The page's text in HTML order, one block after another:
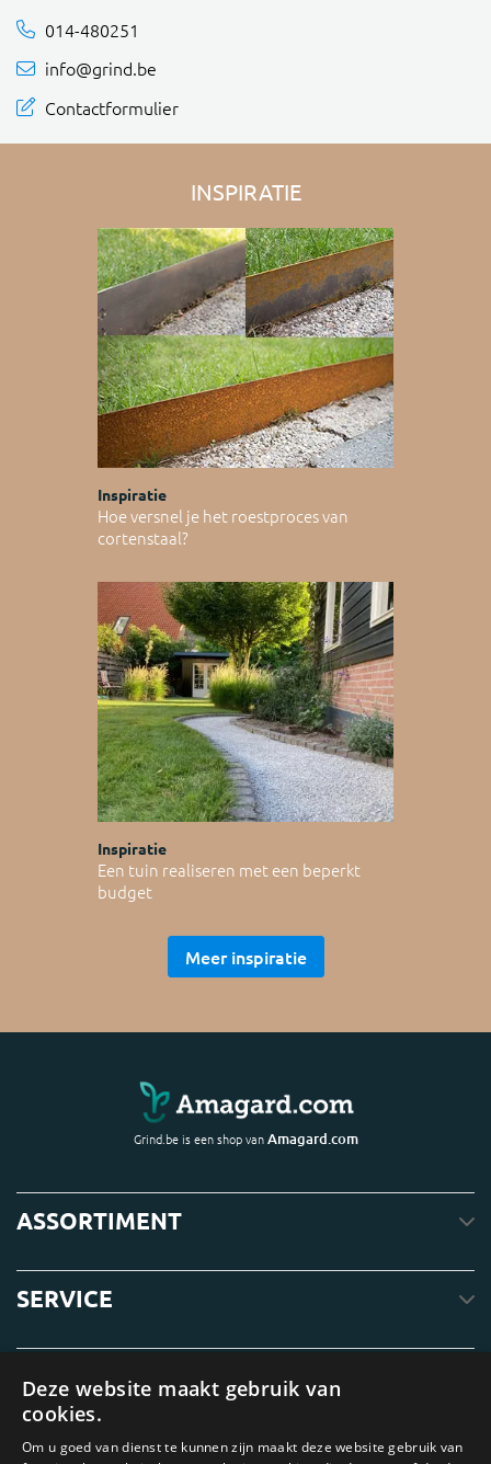
014-480251
info@grind.be
Contactformulier
INSPIRATIE
Inspiratie
Hoe versnel je het roestproces van
cortenstaal?
Inspiratie
Een tuin realiseren met een beperkt
budget
Meer inspiratie
Grind.be is een shop vanAmagard.com
ASSORTIMENT
SERVICE
OVER ONS
Deze website maakt gebruik van
cookies.
Om u goed van dienst te kunnen zijn maakt deze website gebruik van